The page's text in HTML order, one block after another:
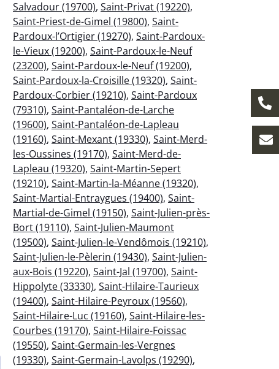
Salvadour (19700), Saint-Privat (19220),
Saint-Priest-de-Gimel (19800), Saint-
Pardoux-l’Ortigier (19270), Saint-Pardoux-
le-Vieux (19200), Saint-Pardoux-le-Neuf
(23200), Saint-Pardoux-le-Neuf (19200),
Saint-Pardoux-la-Croisille (19320), Saint-
Pardoux-Corbier (19210), Saint-Pardoux
(79310), Saint-Pantaléon-de-Larche
(19600), Saint-Pantaléon-de-Lapleau
(19160), Saint-Mexant (19330), Saint-Merd-
les-Oussines (19170), Saint-Merd-de-
Lapleau (19320), Saint-Martin-Sepert
(19210), Saint-Martin-la-Méanne (19320),
Saint-Martial-Entraygues (19400), Saint-
Martial-de-Gimel (19150), Saint-Julien-près-
Bort (19110), Saint-Julien-Maumont
(19500), Saint-Julien-le-Vendômois (19210),
Saint-Julien-le-Pèlerin (19430), Saint-Julien-
aux-Bois (19220), Saint-Jal (19700), Saint-
Hippolyte (33330), Saint-Hilaire-Taurieux
(19400), Saint-Hilaire-Peyroux (19560),
Saint-Hilaire-Luc (19160), Saint-Hilaire-les-
Courbes (19170), Saint-Hilaire-Foissac
(19550), Saint-Germain-les-Vergnes
(19330), Saint-Germain-Lavolps (19290),